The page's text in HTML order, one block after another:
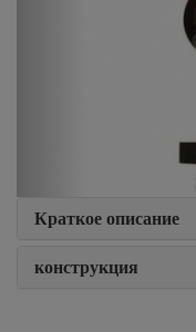
Краткое описание
конструкция